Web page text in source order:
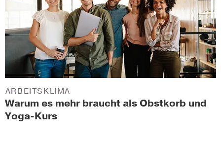
Warum es mehr braucht als Obstkorb und
Yoga-Kurs
ARBEITSKLIMA